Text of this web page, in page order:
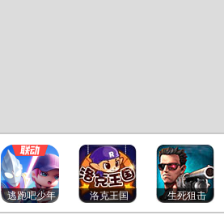
逃跑吧少年 洛克王国 生死狙击